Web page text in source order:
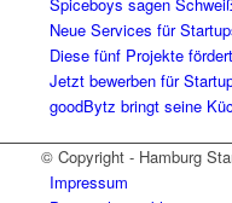
Neue Services für
Diese fünf Projekte
Jetzt bewerben für
goodBytz bringt seine
© Copyright - Hamburg
Impressum